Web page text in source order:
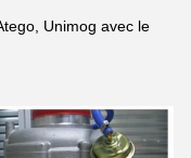
Unimog avec le